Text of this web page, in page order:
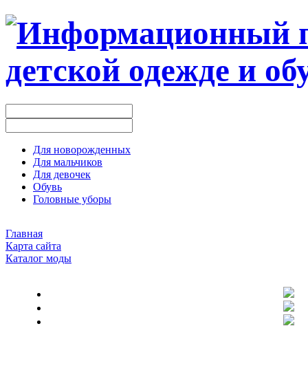
Для новорожденных
Для мальчиков
Для девочек
Обувь
Головные уборы
Главная
Карта сайта
Каталог моды